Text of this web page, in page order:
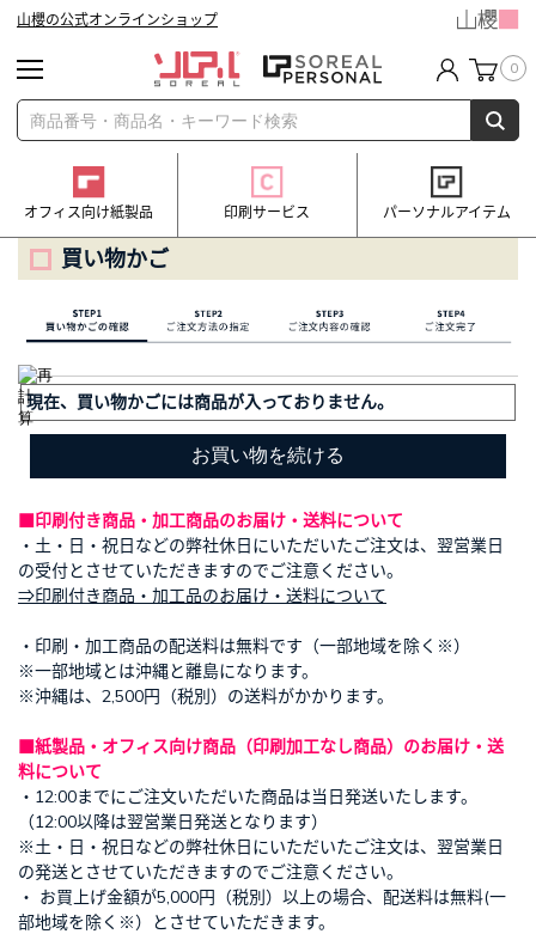
山櫻の公式オンラインショップ
0
オフィス向け紙製品 印刷サービス パーソナルアイテム
買い物かご
現在、買い物かごには商品が入っておりません。
■印刷付き商品・加工商品のお届け・送料について
・土・日・祝日などの弊社休日にいただいたご注文は、翌営業日
の受付とさせていただきますのでご注意ください。
⇒印刷付き商品・加工品のお届け・送料について
・印刷・加工商品の配送料は無料です（一部地域を除く※）
※一部地域とは沖縄と離島になります。
※沖縄は、2,500円（税別）の送料がかかります。
■紙製品・オフィス向け商品（印刷加工なし商品）のお届け・送
料について
・12:00までにご注文いただいた商品は当日発送いたします。
（12:00以降は翌営業日発送となります）
※土・日・祝日などの弊社休日にいただいたご注文は、翌営業日
の発送とさせていただきますのでご注意ください。
・ お買上げ金額が5,000円（税別）以上の場合、配送料は無料(一
部地域を除く※）とさせていただきます。